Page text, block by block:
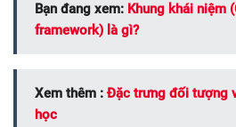
Bạn đang xem: Khung khái niệm
framework) là gì?
Xem thêm : Đặc trưng đối tượng
học